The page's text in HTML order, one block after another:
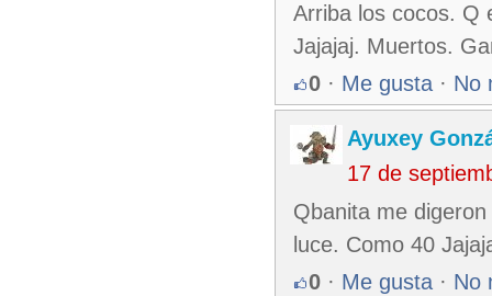
Arriba los cocos. Q
Jajajaj. Muertos.
0 · Me gusta · No
Ayuxey
17 de
Qbanita me
luce. Como 40
0 · Me gusta · No